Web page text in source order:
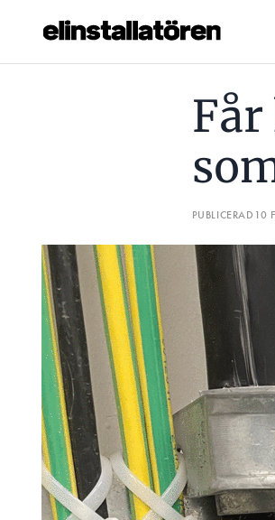
Hantera
Annonsera
Läs E-tidningen
Om tidningen
Kontakt
Personuppgifter
Search for:
SEARCH
PUBLICERAD 10
FÅR KABELSTEGEN ANVÄNDAS SOM